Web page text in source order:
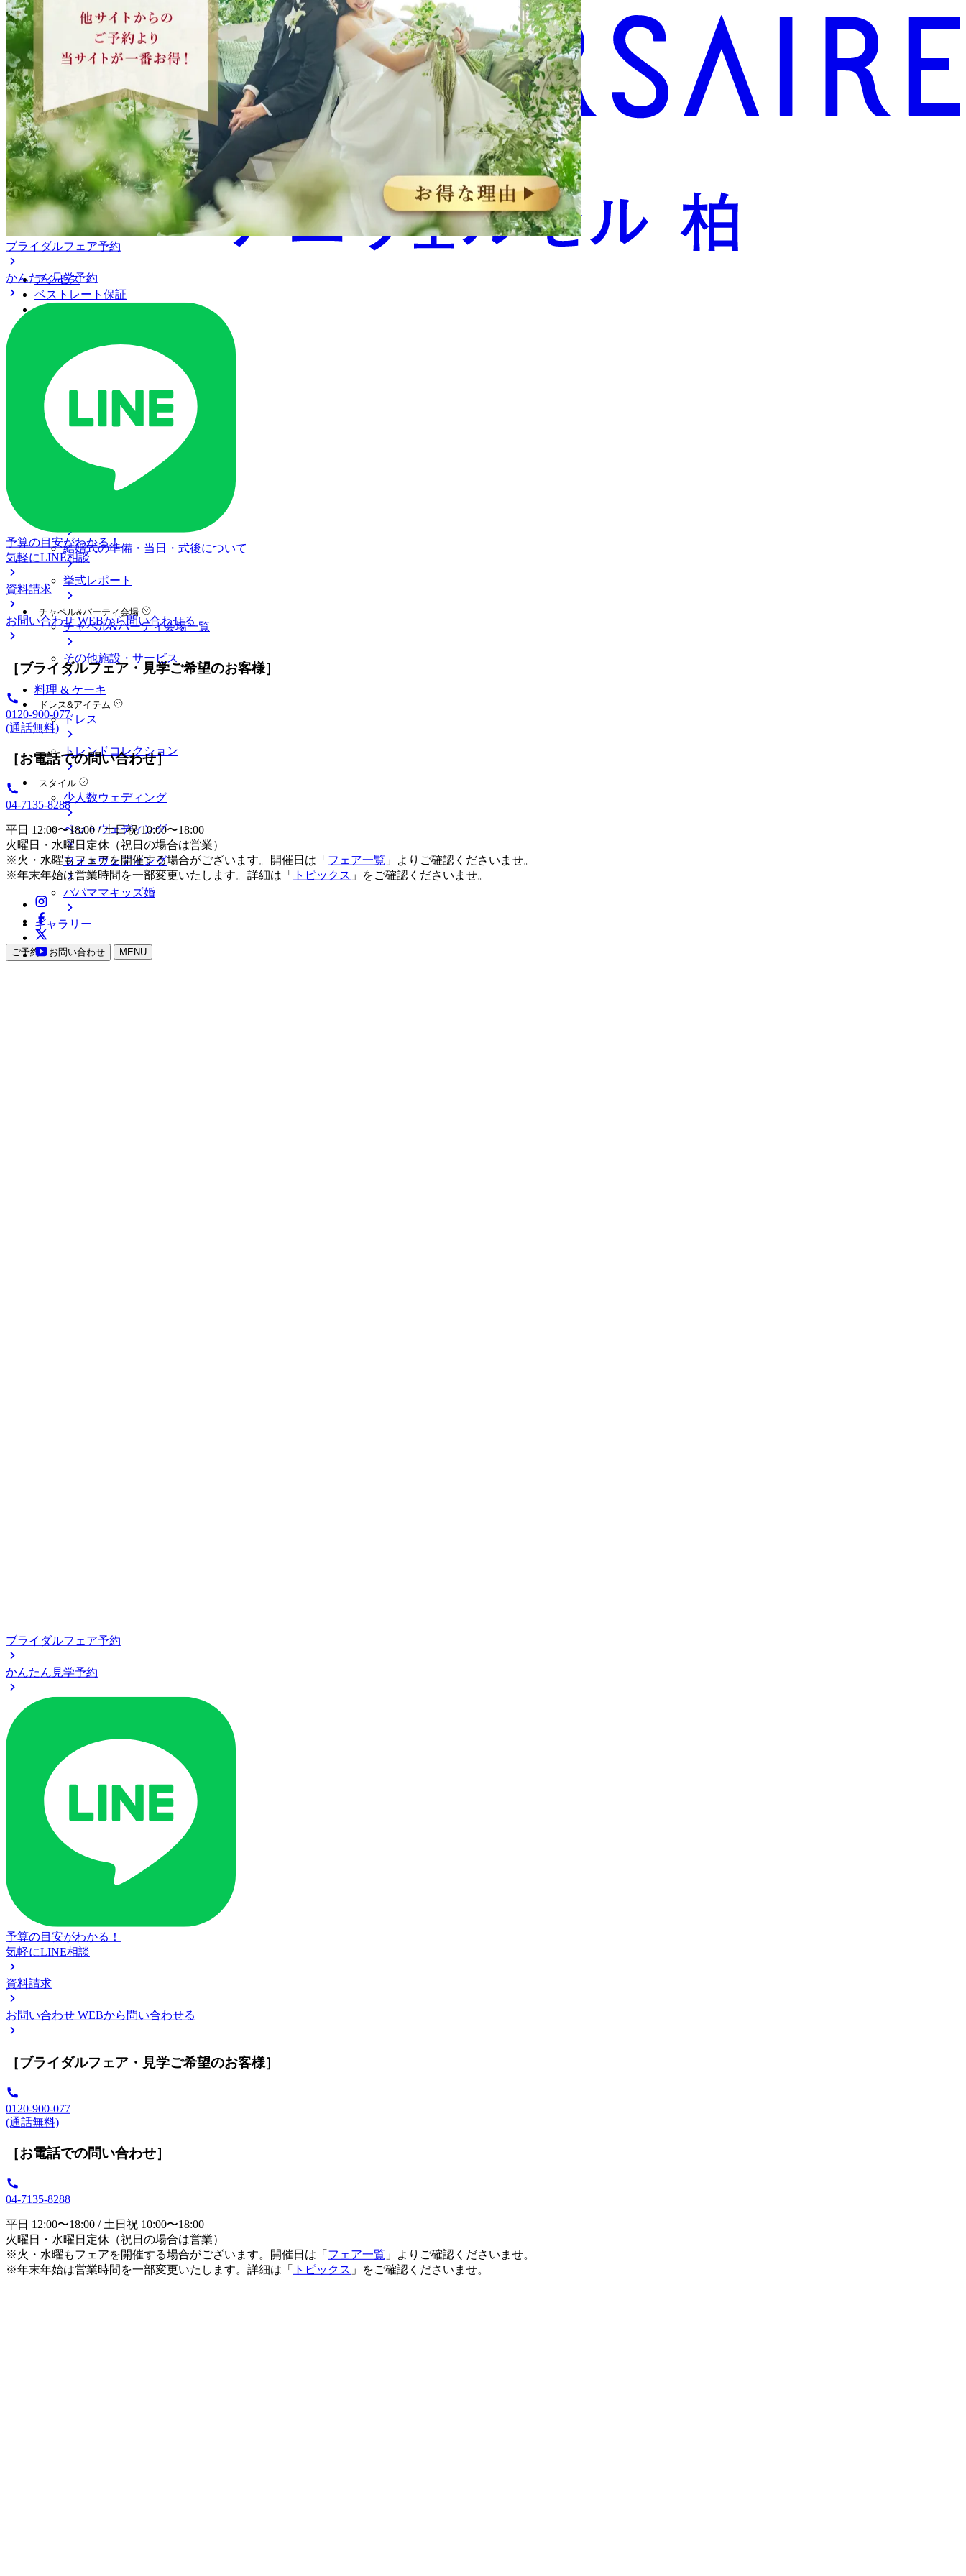
アクセス
ベストレート保証
よくあるご質問
ご予約・お問い合わせ
ブライダルフェア
ブライダルフェア一覧
ブライダルフェアの基礎知識
結婚式の準備・当日・式後について
挙式レポート
チャペル&パーティ会場
チャペル&パーティ会場一覧
その他施設・サービス
料理 & ケーキ
ドレス&アイテム
ドレス
トレンドコレクション
スタイル
少人数ウェディング
ペットウェディング
フォトウェディング
パパママキッズ婚
ギャラリー
ご予約・お問い合わせ MENU
ブライダルフェア予約
かんたん見学予約
予算の目安がわかる！
気軽にLINE相談
資料請求
お問い合わせ WEBから問い合わせる
［ブライダルフェア・見学ご希望のお客様］
0120-900-077
(通話無料)
［お電話での問い合わせ］
04-7135-8288
平日 12:00〜18:00 / 土日祝 10:00〜18:00
火曜日・水曜日定休（祝日の場合は営業）
※火・水曜もフェアを開催する場合がございます。開催日は「 フェア一覧 」よりご確認くださいませ。
※年末年始は営業時間を一部変更いたします。詳細は「
トピックス 」をご確認くださいませ。
ブライダルフェア予約
かんたん見学予約
予算の目安がわかる！
気軽にLINE相談
資料請求
お問い合わせ WEBから問い合わせる
［ブライダルフェア・見学ご希望のお客様］
0120-900-077
(通話無料)
［お電話での問い合わせ］
04-7135-8288
平日 12:00〜18:00 / 土日祝 10:00〜18:00
火曜日・水曜日定休（祝日の場合は営業）
※火・水曜もフェアを開催する場合がございます。開催日は「 フェア一覧 」よりご確認くださいませ。
※年末年始は営業時間を一部変更いたします。詳細は「
トピックス 」をご確認くださいませ。